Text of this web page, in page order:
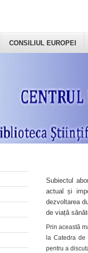
CONSILIUL EUROPEI
Subiectul
actual și
dezvoltarea
de viață
Prin această
la Catedra de
pentru a